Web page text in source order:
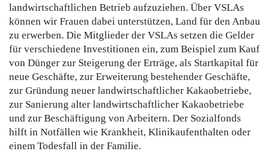
landwirtschaftlichen Betrieb aufzuziehen. Über VSLAs
können wir Frauen dabei unterstützen, Land für den Anbau
zu erwerben. Die Mitglieder der VSLAs setzen die Gelder
für verschiedene Investitionen ein, zum Beispiel zum Kauf
von Dünger zur Steigerung der Erträge, als Startkapital für
neue Geschäfte, zur Erweiterung bestehender Geschäfte,
zur Gründung neuer landwirtschaftlicher Kakaobetriebe,
zur Sanierung alter landwirtschaftlicher Kakaobetriebe
und zur Beschäftigung von Arbeitern. Der Sozialfonds
hilft in Notfällen wie Krankheit, Klinikaufenthalten oder
einem Todesfall in der Familie.